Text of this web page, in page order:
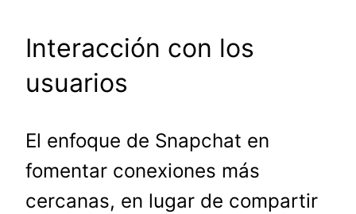
Interacción con los
usuarios
El enfoque de Snapchat en
fomentar conexiones más
cercanas, en lugar de compartir